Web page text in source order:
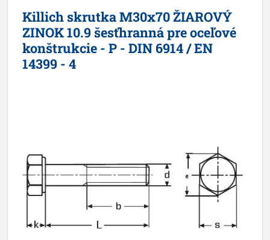
Killich skrutka M30x70 ŽIAROVÝ
ZINOK 10.9 šesťhranná pre oceľové
konštrukcie - P - DIN 6914 / EN
14399 - 4